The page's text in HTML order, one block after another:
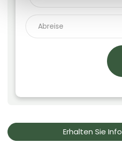
Erhalten Sie